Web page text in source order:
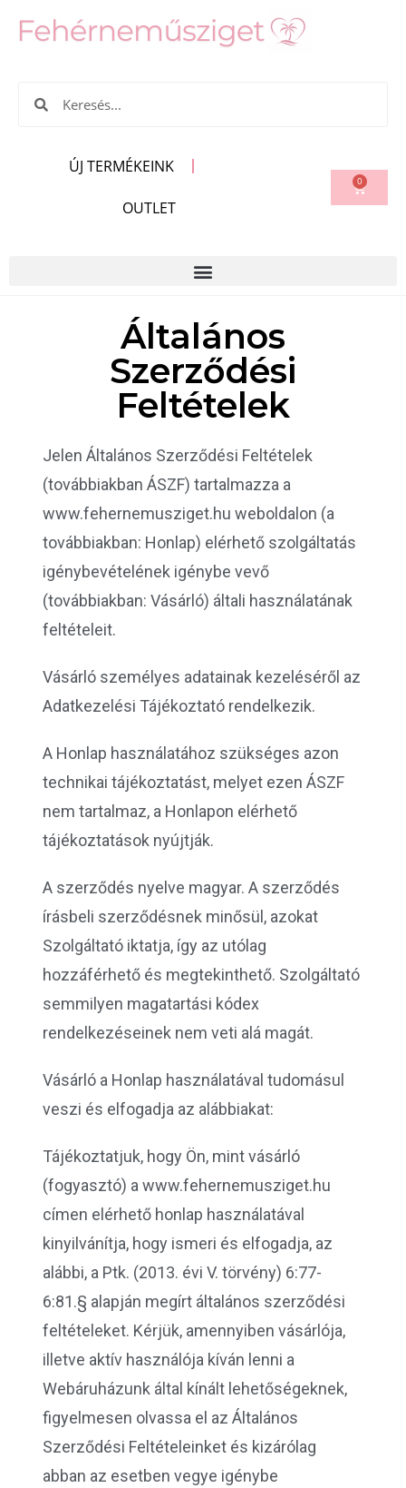
ÚJ TERMÉKEINK
OUTLET
0
Általános
Szerződési
Feltételek
Jelen Általános Szerződési Feltételek
(továbbiakban ÁSZF) tartalmazza a
www.fehernemusziget.hu weboldalon (a
továbbiakban: Honlap) elérhető szolgáltatás
igénybevételének igénybe vevő
(továbbiakban: Vásárló) általi használatának
feltételeit.
Vásárló személyes adatainak kezeléséről az
Adatkezelési Tájékoztató rendelkezik.
A Honlap használatához szükséges azon
technikai tájékoztatást, melyet ezen ÁSZF
nem tartalmaz, a Honlapon elérhető
tájékoztatások nyújtják.
A szerződés nyelve magyar. A szerződés
írásbeli szerződésnek minősül, azokat
Szolgáltató iktatja, így az utólag
hozzáférhető és megtekinthető. Szolgáltató
semmilyen magatartási kódex
rendelkezéseinek nem veti alá magát.
Vásárló a Honlap használatával tudomásul
veszi és elfogadja az alábbiakat:
Tájékoztatjuk, hogy Ön, mint vásárló
(fogyasztó) a www.fehernemusziget.hu
címen elérhető honlap használatával
kinyilvánítja, hogy ismeri és elfogadja, az
alábbi, a Ptk. (2013. évi V. törvény) 6:77-
6:81.§ alapján megírt általános szerződési
feltételeket. Kérjük, amennyiben vásárlója,
illetve aktív használója kíván lenni a
Webáruházunk által kínált lehetőségeknek,
figyelmesen olvassa el az Általános
Szerződési Feltételeinket és kizárólag
abban az esetben vegye igénybe